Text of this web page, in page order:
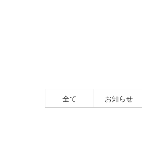
全て お知らせ